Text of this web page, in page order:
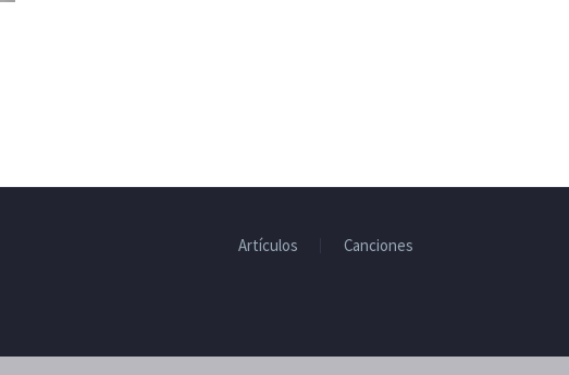
Artículos Canciones